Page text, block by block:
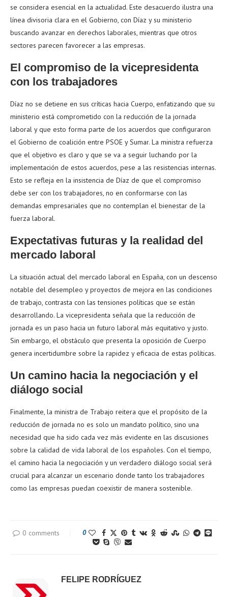
se considera esencial en la actualidad. Este desacuerdo ilustra una
línea divisoria clara en el Gobierno, con Díaz y su ministerio
buscando avanzar en derechos laborales, mientras que otros
sectores parecen favorecer a las empresas.
El compromiso de la vicepresidenta
con los trabajadores
Díaz no se detiene en sus críticas hacia Cuerpo, enfatizando que su
ministerio está comprometido con la reducción de la jornada
laboral y que esto forma parte de los acuerdos que configuraron
el Gobierno de coalición entre PSOE y Sumar. La ministra refuerza
que el objetivo es claro y que se va a seguir luchando por la
implementación de estos acuerdos, pese a las resistencias internas.
Esto se refleja en la insistencia de Díaz de que el compromiso
debe ser con los trabajadores, no en conformarse con las
demandas empresariales que no contemplan el bienestar de la
fuerza laboral.
Expectativas futuras y la realidad del
mercado laboral
La situación actual del mercado laboral en España, con un descenso
notable del desempleo y proyectos de mejora en las condiciones
de trabajo, contrasta con las tensiones políticas que se están
desarrollando. La vicepresidenta señala que la reducción de
jornada es un paso hacia un futuro laboral más equitativo y justo.
Sin embargo, el obstáculo que presenta la oposición de Cuerpo
genera incertidumbre sobre la rapidez y eficacia de estas políticas.
Un camino hacia la negociación y el
diálogo social
Finalmente, la ministra de Trabajo reitera que el propósito de la
reducción de jornada no es solo un mandato político, sino una
necesidad que ha sido cada vez más evidente en las discusiones
sobre la calidad de vida laboral de los españoles. Con el tiempo,
el camino hacia la negociación y un verdadero diálogo social será
crucial para alcanzar un escenario donde tanto los trabajadores
como las empresas puedan coexistir de manera sostenible.
0 comments 0
FELIPE RODRÍGUEZ